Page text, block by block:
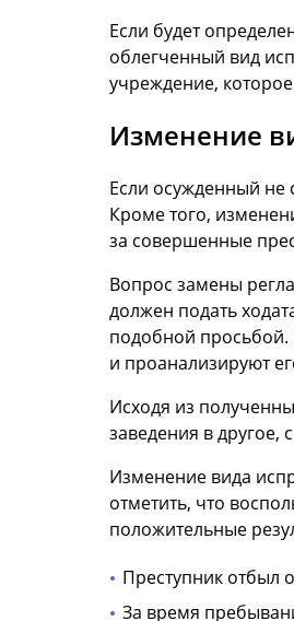
Если будет
облегченный вид
учреждение,
Изменение
Если осужденный не
Кроме того,
за совершенные
Вопрос замены
должен подать
подобной просьбой.
и проанализируют
Исходя из
заведения в
Изменение вида
отметить, что
положительные
Преступник отбыл
За время